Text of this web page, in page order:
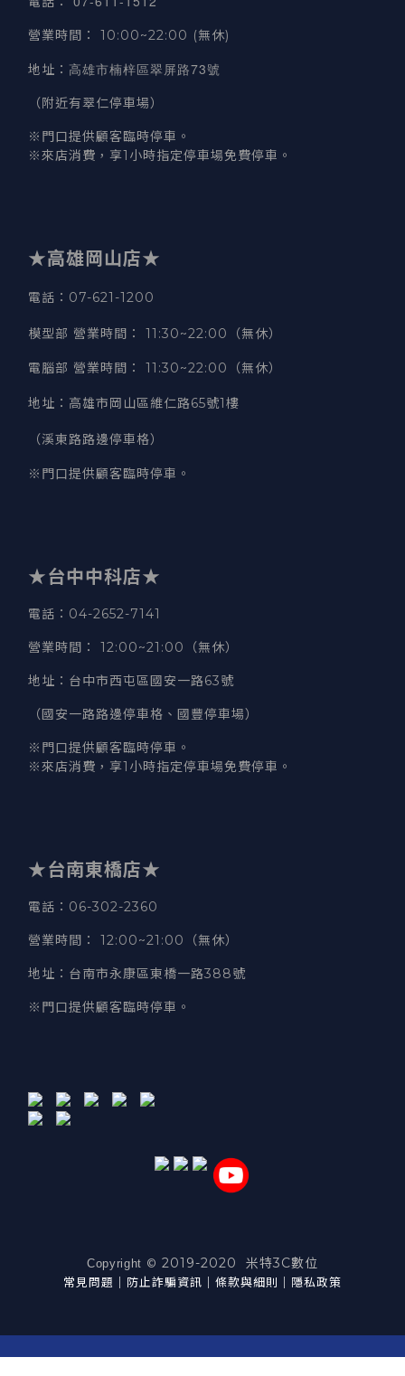
營業時間 ： 10:00~22:00 (無休)
地址 ： 高雄市楠梓區翠屏路73號
（附近有翠仁停車場）
※門口提供顧客臨時停車。
※來店消費，享1小時指定停車場免費停車。
★高雄岡山店★
電話：07-621-1200
模型部 營業時間 ： 11:30~22:00（無休）
電腦部 營業時間 ： 11:30~22:00（無休）
地址 ： 高雄市岡山區維仁路65號1樓
（溪東路路邊停車格）
※門口提供顧客臨時停車。
★台中中科店★
電話 ：04-2652-7141
營業時間 ： 12:00~21:00（無休）
地址 ：台中市西屯區國安一路63號
（國安一路路邊停車格、國豐停車場）
※門口提供顧客臨時停車。
※來店消費，享1小時指定停車場免費停車。
★台南東橋店★
電話 ：06-302-2360
營業時間 ： 12:00~21:00（無休）
地址 ：台南市永康區東橋一路388號
※門口提供顧客臨時停車。
Copyright © 2019-2020 米特3C數位
常見問題 ｜ 防止詐騙資訊 ｜ 條款與細則 ｜ 隱私政策